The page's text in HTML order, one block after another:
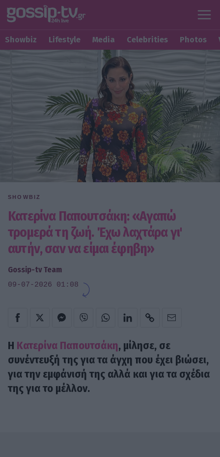
Showbiz Lifestyle Media Celebrities Photos
SHOWBIZ
Κατερίνα Παπουτσάκη: «Αγαπώ
τρομερά τη ζωή. Έχω λαχτάρα γι'
αυτήν, σαν να είμαι έφηβη»
Gossip-tv Team
09-07-2026 01:08
Η Κατερίνα Παπουτσάκη, μίλησε, σε
συνέντευξή της για τα άγχη που έχει βιώσει,
για την εμφάνισή της αλλά και για τα σχέδια
της για το μέλλον.